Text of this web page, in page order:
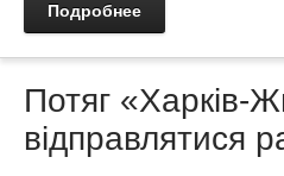
Подробнее
Потяг «Харків-
відправлятися